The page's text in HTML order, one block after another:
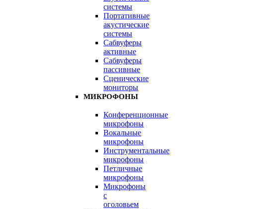
системы
Портативные
акустические
системы
Сабвуферы
активные
Сабвуферы
пассивные
Сценические
мониторы
МИКРОФОНЫ
Конференционные
микрофоны
Вокальные
микрофоны
Инструментальные
микрофоны
Петличные
микрофоны
Микрофоны
с
оголовьем